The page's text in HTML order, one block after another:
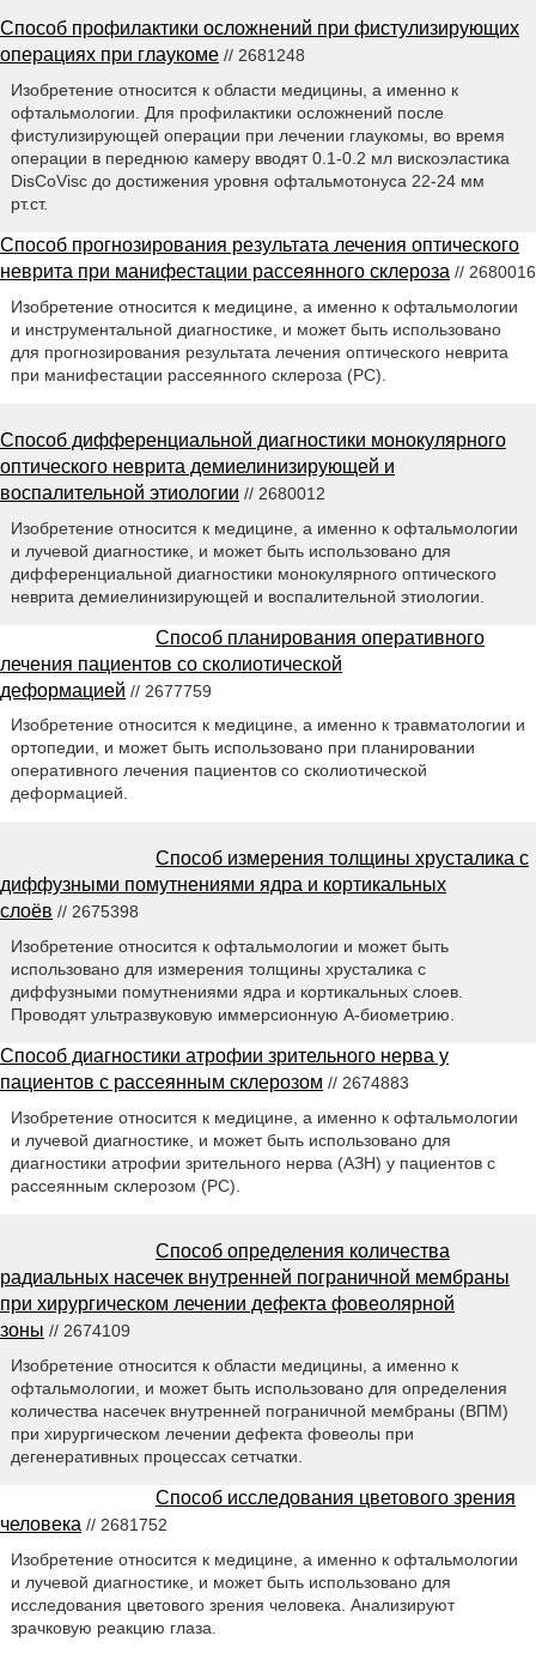
Способ профилактики осложнений при фистулизирующих
операциях при глаукоме // 2681248
Изобретение относится к области медицины, а именно к
офтальмологии. Для профилактики осложнений после
фистулизирующей операции при лечении глаукомы, во время
операции в переднюю камеру вводят 0.1-0.2 мл вискоэластика
DisCoVisc до достижения уровня офтальмотонуса 22-24 мм
рт.ст.
Способ прогнозирования результата лечения оптического
неврита при манифестации рассеянного склероза // 2680016
Изобретение относится к медицине, а именно к офтальмологии
и инструментальной диагностике, и может быть использовано
для прогнозирования результата лечения оптического неврита
при манифестации рассеянного склероза (РС).
Способ дифференциальной диагностики монокулярного
оптического неврита демиелинизирующей и
воспалительной этиологии // 2680012
Изобретение относится к медицине, а именно к офтальмологии
и лучевой диагностике, и может быть использовано для
дифференциальной диагностики монокулярного оптического
неврита демиелинизирующей и воспалительной этиологии.
Способ планирования оперативного
лечения пациентов со сколиотической
деформацией // 2677759
Изобретение относится к медицине, а именно к травматологии и
ортопедии, и может быть использовано при планировании
оперативного лечения пациентов со сколиотической
деформацией.
Способ измерения толщины хрусталика с
диффузными помутнениями ядра и кортикальных
слоёв // 2675398
Изобретение относится к офтальмологии и может быть
использовано для измерения толщины хрусталика с
диффузными помутнениями ядра и кортикальных слоев.
Проводят ультразвуковую иммерсионную А-биометрию.
Способ диагностики атрофии зрительного нерва у
пациентов с рассеянным склерозом // 2674883
Изобретение относится к медицине, а именно к офтальмологии
и лучевой диагностике, и может быть использовано для
диагностики атрофии зрительного нерва (АЗН) у пациентов с
рассеянным склерозом (PC).
Способ определения количества
радиальных насечек внутренней пограничной мембраны
при хирургическом лечении дефекта фовеолярной
зоны // 2674109
Изобретение относится к области медицины, а именно к
офтальмологии, и может быть использовано для определения
количества насечек внутренней пограничной мембраны (ВПМ)
при хирургическом лечении дефекта фовеолы при
дегенеративных процессах сетчатки.
Способ исследования цветового зрения
человека // 2681752
Изобретение относится к медицине, а именно к офтальмологии
и лучевой диагностике, и может быть использовано для
исследования цветового зрения человека. Анализируют
зрачковую реакцию глаза.